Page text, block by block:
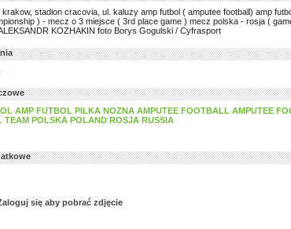
krakow, stadion cracovia, ul. kaluzy amp futbol ( amputee football) amp
) - mecz o 3 miejsce ( 3rd place game ) mecz polska - rosja (
KOZHAKIN foto Borys Gogulski / Cyfrasport
AMP FUTBOL PILKA NOZNA AMPUTEE FOOTBALL AMPUTEE
TEAM POLSKA POLAND ROSJA RUSSIA
się aby pobrać zdjęcie